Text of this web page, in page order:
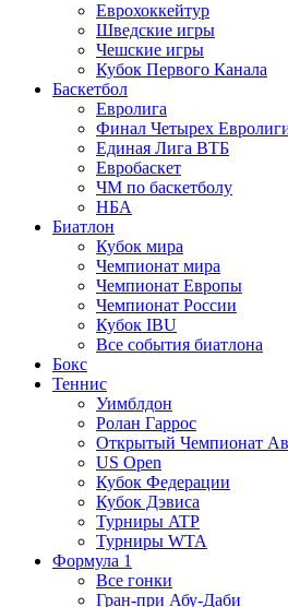
Еврохоккейтур
Шведские игры
Чешские игры
Кубок Первого Канала
Баскетбол
Евролига
Финал Четырех
Единая Лига ВТБ
Евробаскет
ЧМ по баскетболу
НБА
Биатлон
Кубок мира
Чемпионат мира
Чемпионат Европы
Чемпионат России
Кубок IBU
Все события биатлона
Бокс
Теннис
Уимблдон
Ролан Гаррос
Открытый Чемпионат
US Open
Кубок Федерации
Кубок Дэвиса
Турниры ATP
Турниры WTA
Формула 1
Все гонки
Гран-при Абу-Даби